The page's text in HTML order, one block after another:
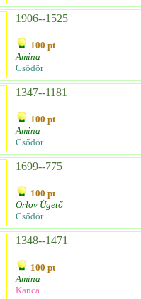
1906--1525
100 pt
Amina
Csődör
1347--1181
100 pt
Amina
Csődör
1699--775
100 pt
Orlov Ügető
Csődör
1348--1471
100 pt
Amina
Kanca